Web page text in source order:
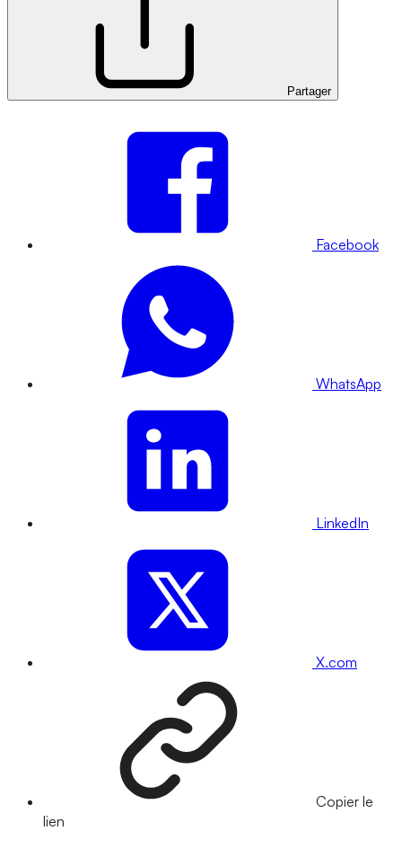
Partager
Facebook
WhatsApp
LinkedIn
X.com
Copier le
lien